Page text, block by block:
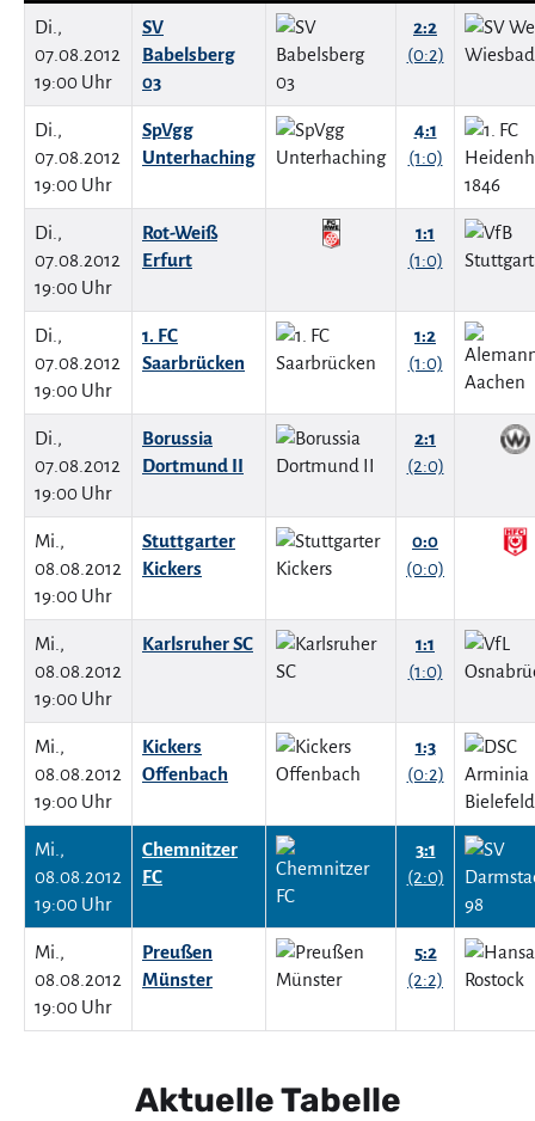
Di.,
07.08.2012
19:00 Uhr
SV
Babelsberg
03
2:2
(0:2)
Di.,
07.08.2012
19:00 Uhr
SpVgg
Unterhaching
4:1
(1:0)
Di.,
07.08.2012
19:00 Uhr
Rot-Weiß
Erfurt
1:1
(1:0)
Di.,
07.08.2012
19:00 Uhr
1. FC
Saarbrücken
1:2
(1:0)
Di.,
07.08.2012
19:00 Uhr
Borussia
Dortmund II
2:1
(2:0)
Mi.,
08.08.2012
19:00 Uhr
Stuttgarter
Kickers
0:0
(0:0)
Mi.,
08.08.2012
19:00 Uhr
Karlsruher SC
1:1
(1:0)
Mi.,
08.08.2012
19:00 Uhr
Kickers
Offenbach
1:3
(0:2)
Mi.,
08.08.2012
19:00 Uhr
Chemnitzer
FC
3:1
(2:0)
Mi.,
08.08.2012
19:00 Uhr
Preußen
Münster
5:2
(2:2)
Aktuelle Tabelle